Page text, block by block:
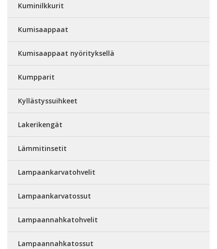
Kuminilkkurit
Kumisaappaat
Kumisaappaat nyörityksellä
Kumpparit
Kyllästyssuihkeet
Lakerikengät
Lämmitinsetit
Lampaankarvatohvelit
Lampaankarvatossut
Lampaannahkatohvelit
Lampaannahkatossut